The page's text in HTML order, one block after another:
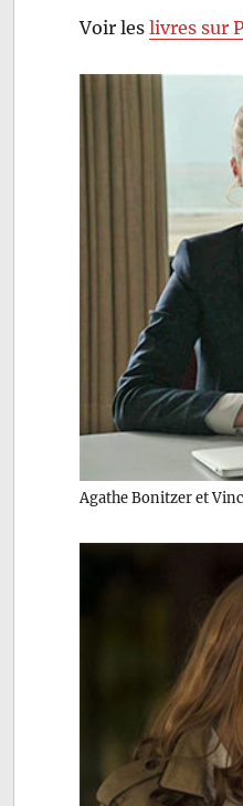
Voir leslivres sur
Agathe Bonitzer et